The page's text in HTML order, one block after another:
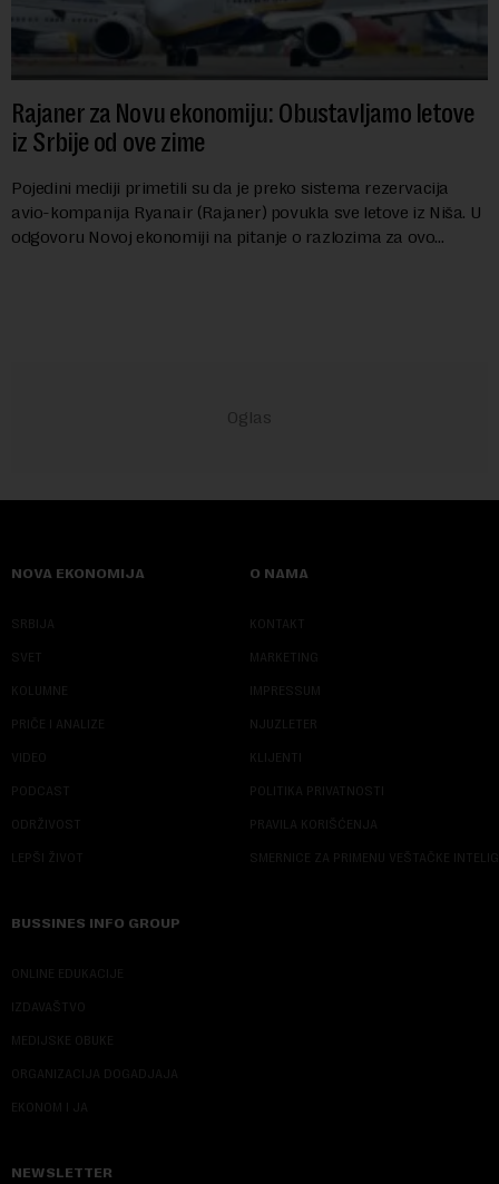
Rajaner za Novu ekonomiju: Obustavljamo letove
iz Srbije od ove zime
Pojedini mediji primetili su da je preko sistema rezervacija
avio-kompanija Ryanair (Rajaner) povukla sve letove iz Niša. U
odgovoru Novoj ekonomiji na pitanje o razlozima za ovo
NOVA EKONOMIJA
SRBIJA
SVET
KOLUMNE
PRIČE I ANALIZE
VIDEO
PODCAST
ODRŽIVOST
LEPŠI ŽIVOT
O NAMA
KONTAKT
MARKETING
IMPRESSUM
NJUZLETER
KLIJENTI
POLITIKA PRIVATNOSTI
PRAVILA KORIŠĆENJA
SMERNICE ZA PRIMENU VEŠTAČKE
BUSSINES INFO GROUP
ONLINE EDUKACIJE
IZDAVAŠTVO
MEDIJSKE OBUKE
ORGANIZACIJA DOGADJAJA
EKONOM I JA
NEWSLETTER